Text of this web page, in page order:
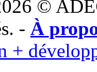
©
- À
+